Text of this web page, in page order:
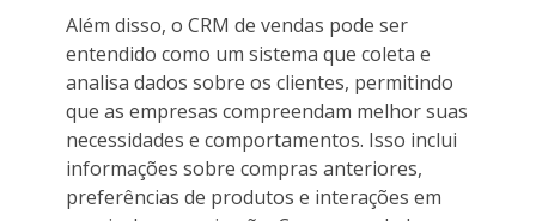
Além disso, o CRM de vendas pode ser
entendido como um sistema que coleta e
analisa dados sobre os clientes, permitindo
que as empresas compreendam melhor suas
necessidades e comportamentos. Isso inclui
informações sobre compras anteriores,
preferências de produtos e interações em